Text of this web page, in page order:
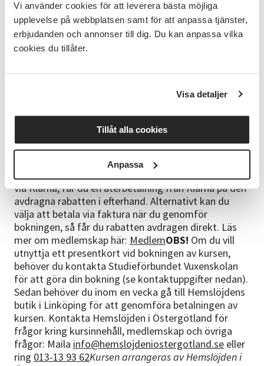
Vi använder cookies för att leverera bästa möjliga
upplevelse på webbplatsen samt för att anpassa tjänster,
erbjudanden och annonser till dig. Du kan anpassa vilka
cookies du tillåter.
Visa detaljer
Tillåt alla cookies
Anpassa
Material
Betalas på plats direkt till kursledaren. Kostnaden
kan variera beroende på hur du väljer att utforma din
mössa.
Kontakta Studieförbundet Vuxenskolan för frågor
ostergotland@sv.seeller ring 013-314070
uppmärksam på bokningsreglerna innan du anmäler
dig till kursen.BokningsreglerSom medlem i
föreningen Hemslöjden i Östergötland har du 10 %
rabatt på kursavgiften. Om du är medlem och betalar
via Klarna, får du en återbetalning från Klarna på den
avdragna rabatten i efterhand. Alternativt kan du
välja att betala via faktura när du genomför
bokningen, så får du rabatten avdragen direkt. Läs
mer om medlemskap här: MedlemOBS! Om du vill
utnyttja ett presentkort vid bokningen av kursen,
behöver du kontakta Studieförbundet Vuxenskolan
för att göra din bokning (se kontaktuppgifter nedan).
Sedan behöver du inom en vecka gå till Hemslöjdens
butik i Linköping för att genomföra betalningen av
kursen. Kontakta Hemslöjden i Östergötland för
frågor kring kursinnehåll, medlemskap och övriga
frågor: Maila info@hemslojdeniostergotland.se eller
ring 013-13 93 62Kursen arrangeras av Hemslöjden i